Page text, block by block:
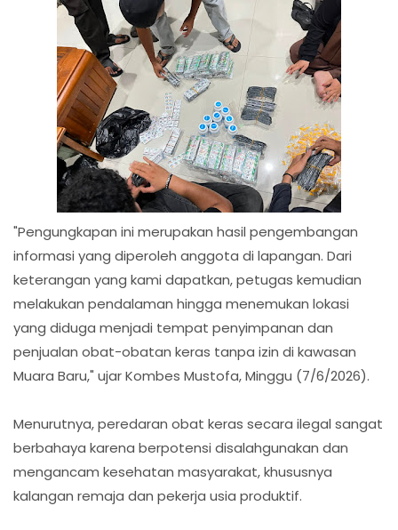
"Pengungkapan ini merupakan hasil pengembangan
informasi yang diperoleh anggota di lapangan. Dari
keterangan yang kami dapatkan, petugas kemudian
melakukan pendalaman hingga menemukan lokasi
yang diduga menjadi tempat penyimpanan dan
penjualan obat-obatan keras tanpa izin di kawasan
Muara Baru," ujar Kombes Mustofa, Minggu (7/6/2026).
Menurutnya, peredaran obat keras secara ilegal sangat
berbahaya karena berpotensi disalahgunakan dan
mengancam kesehatan masyarakat, khususnya
kalangan remaja dan pekerja usia produktif.